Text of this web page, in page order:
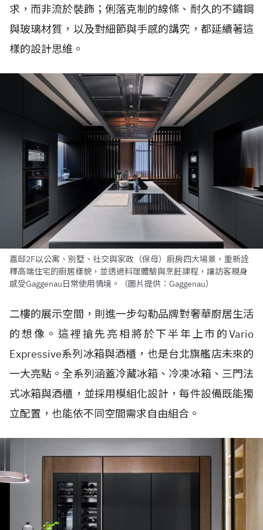
求，而非流於裝飾；俐落克制的線條、耐久的不鏽鋼
與玻璃材質，以及對細節與手感的講究，都延續著這
樣的設計思維。
嘉邸2F以公寓、別墅、社交與家政（保母）廚房四大場景，重新詮
釋高端住宅的廚居樣貌，並透過料理體驗與烹飪課程，讓訪客親身
感受Gaggenau日常使用情境。（圖片提供：Gaggenau）
二樓的展示空間，則進一步勾勒品牌對奢華廚居生活
的想像。這裡搶先亮相將於下半年上市的Vario
Expressive系列冰箱與酒櫃，也是台北旗艦店未來的
一大亮點。全系列涵蓋冷藏冰箱、冷凍冰箱、三門法
式冰箱與酒櫃，並採用模組化設計，每件設備既能獨
立配置，也能依不同空間需求自由組合。